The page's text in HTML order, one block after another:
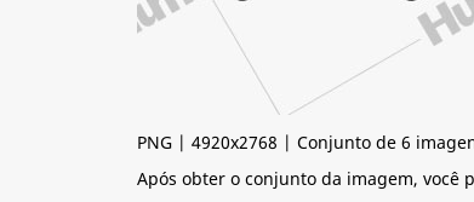
PNG | 4920x2768 | Conjunto de 6
Após obter o conjunto da imagem, você